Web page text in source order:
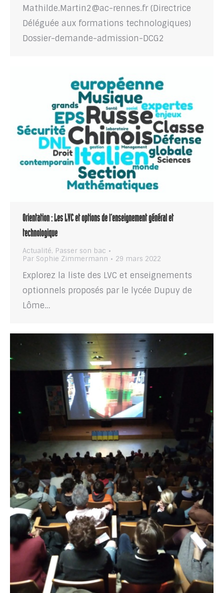
Mathilde.Martin2@ac-rennes.fr (Directrice
Déléguée aux formations technologiques)
Dossier-demande-admission-DCG2
Orientation : Les LVC et options de l’enseignement général et
technologique
Actualité, Passer son bac
Par Sophie Zimmermann 29 mars 2022
Explorez la liste des LVC et enseignements
optionnels proposés par le lycée Dupuy de
Lôme…